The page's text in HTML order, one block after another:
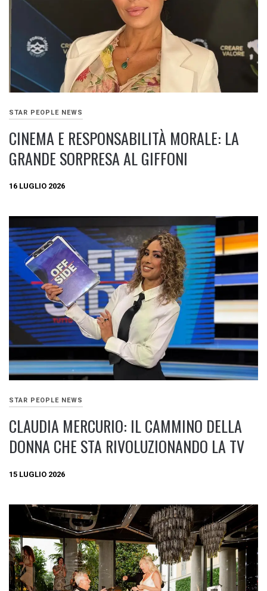
STAR PEOPLE NEWS
CINEMA E RESPONSABILITÀ MORALE: LA
GRANDE SORPRESA AL GIFFONI
16 LUGLIO 2026
STAR PEOPLE NEWS
CLAUDIA MERCURIO: IL CAMMINO DELLA
DONNA CHE STA RIVOLUZIONANDO LA TV
15 LUGLIO 2026